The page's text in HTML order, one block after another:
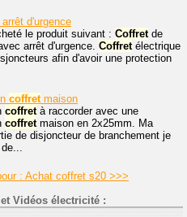
d'urgence
le produit suivant : Coffretde
arrêt d'urgence. Coffretélectrique
afin d'avoir une protection
coffretmaison
coffretà raccorder avec une
coffretmaison en 2x25mm. Ma
de disjoncteur de branchement je
: Achat coffret s20 >>>
Vidéos électricité :